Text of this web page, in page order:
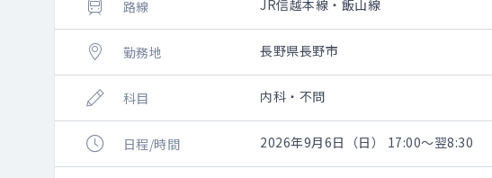
路線 JR信越本線・飯山線
勤務地 長野県長野市
科目 内科・不問
日程/時間 2026年9月6日（日） 17:00～翌8:30